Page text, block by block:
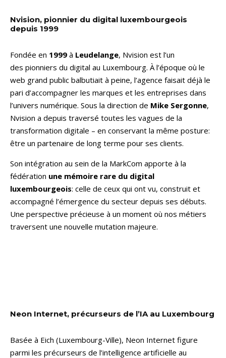
Nvision, pionnier du digital luxembourgeois
depuis 1999
Fondée en 1999 à Leudelange, Nvision est l’un
des pionniers du digital au Luxembourg. À l’époque où le
web grand public balbutiait à peine, l’agence faisait déjà le
pari d’accompagner les marques et les entreprises dans
l’univers numérique. Sous la direction de Mike Sergonne,
Nvision a depuis traversé toutes les vagues de la
transformation digitale – en conservant la même posture:
être un partenaire de long terme pour ses clients.
Son intégration au sein de la MarkCom apporte à la
fédération une mémoire rare du digital
luxembourgeois: celle de ceux qui ont vu, construit et
accompagné l’émergence du secteur depuis ses débuts.
Une perspective précieuse à un moment où nos métiers
traversent une nouvelle mutation majeure.
Neon Internet, précurseurs de l’IA au Luxembourg
Basée à Eich (Luxembourg-Ville), Neon Internet figure
parmi les précurseurs de l’intelligence artificielle au